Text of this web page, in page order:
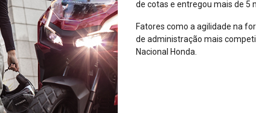
de cotas e entregou mais de 5
Fatores como a agilidade na
de administração mais
Nacional Honda.